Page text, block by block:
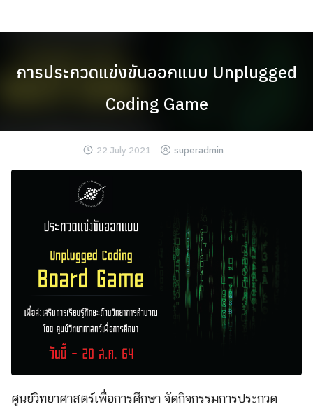
to
การประกวดแข่งขันออกแบบ Unplugged
Coding Game
22 July 2021 superadmin
ศูนย์วิทยาศาสตร์เพื่อการศึกษา จัดกิจกรรมการประกวด